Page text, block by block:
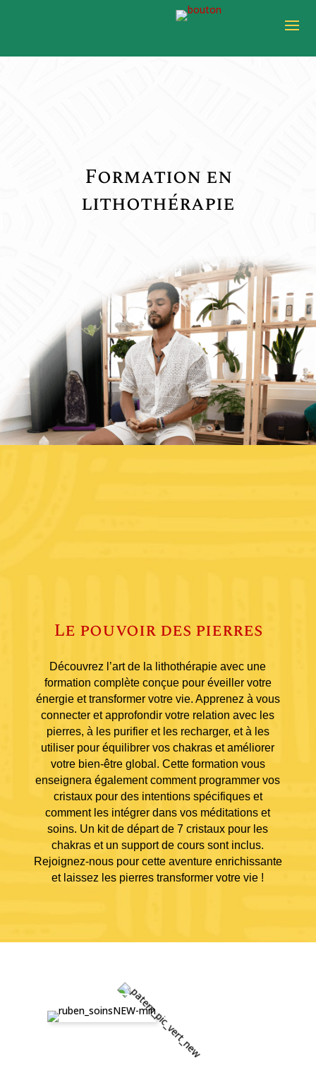
Formation en
lithothérapie
Le pouvoir des pierres
Découvrez l’art de la lithothérapie avec une
formation complète conçue pour éveiller votre
énergie et transformer votre vie. Apprenez à vous
connecter et approfondir votre relation avec les
pierres, à les purifier et les recharger, et à les
utiliser pour équilibrer vos chakras et améliorer
votre bien-être global. Cette formation vous
enseignera également comment programmer vos
cristaux pour des intentions spécifiques et
comment les intégrer dans vos méditations et
soins. Un kit de départ de 7 cristaux pour les
chakras et un support de cours sont inclus.
Rejoignez-nous pour cette aventure enrichissante
et laissez les pierres transformer votre vie !